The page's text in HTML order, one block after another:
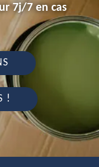
7j/7 en cas
!